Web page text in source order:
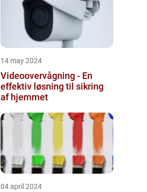
14 may 2024
Videoovervågning - En
effektiv løsning til sikring
af hjemmet
04 april 2024